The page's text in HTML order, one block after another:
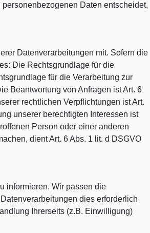
Daten entscheidet,
Datenverarbeitungen mit. Sofern die
Die Rechtsgrundlage für die
für die Verarbeitung zur
Beantwortung von Anfragen ist Art. 6
rechtlichen Verpflichtungen ist Art.
unserer berechtigten Interessen ist
Person oder einer anderen
dient Art. 6 Abs. 1 lit. d DSGVO
informieren. Wir passen die
dies erforderlich
Ihrerseits (z.B. Einwilligung)